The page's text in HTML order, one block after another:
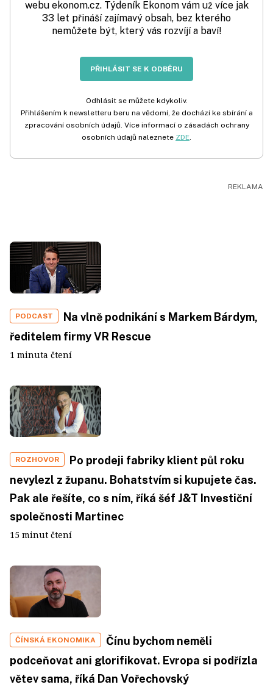
webu ekonom.cz. Týdeník Ekonom vám už více jak
33 let přináší zajímavý obsah, bez kterého
nemůžete být, který vás rozvíjí a baví!
PŘIHLÁSIT SE K ODBĚRU
Odhlásit se můžete kdykoliv.
Přihlášením k newsletteru beru na vědomí, že dochází ke sbírání a
zpracování osobních údajů. Více informací o zásadách ochrany
osobních údajů naleznete ZDE.
PODCAST
Na vlně podnikání s Markem Bárdym,
ředitelem firmy VR Rescue
1 minuta čtení
ROZHOVOR
Po prodeji fabriky klient půl roku
nevylezl z županu. Bohatstvím si kupujete čas.
Pak ale řešíte, co s ním, říká šéf J&T Investiční
společnosti Martinec
15 minut čtení
ČÍNSKÁ EKONOMIKA
Čínu bychom neměli
podceňovat ani glorifikovat. Evropa si podřízla
větev sama, říká Dan Vořechovský